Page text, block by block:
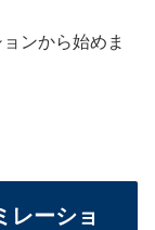
ンから始めま
レーショ